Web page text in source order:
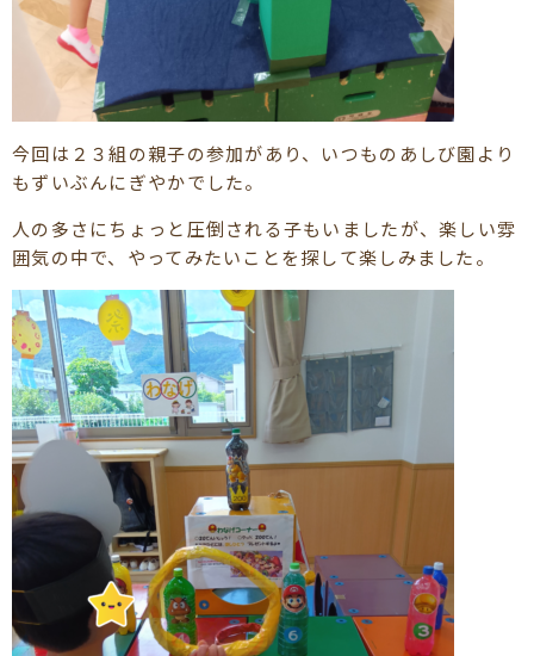
今回は２３組の親子の参加があり、いつものあしび園より
もずいぶんにぎやかでした。
人の多さにちょっと圧倒される子もいましたが、楽しい雰
囲気の中で、やってみたいことを探して楽しみました。